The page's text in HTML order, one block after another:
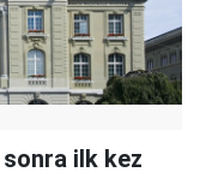
sonra ilk kez